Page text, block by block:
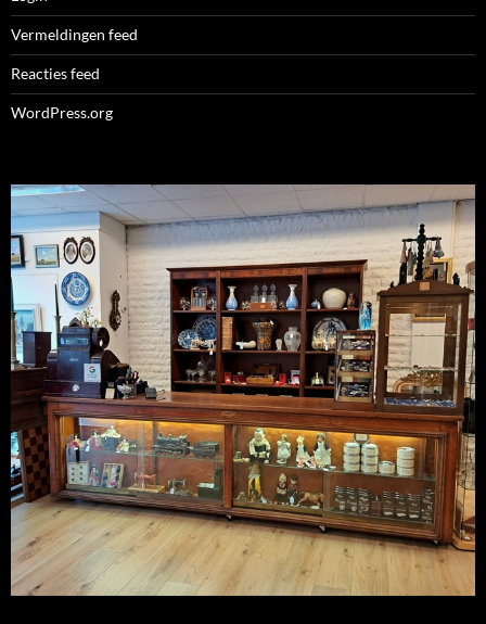
Vermeldingen feed
Reacties feed
WordPress.org